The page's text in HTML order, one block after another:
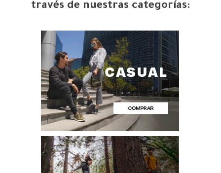
través de nuestras categorías: